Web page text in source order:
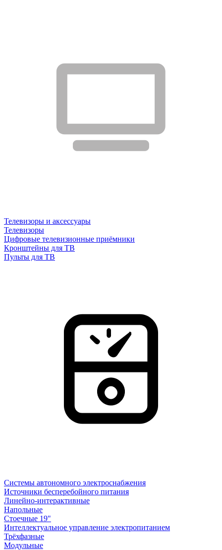
Телевизоры и аксессуары
Телевизоры
Цифровые телевизионные приёмники
Кронштейны для ТВ
Пульты для ТВ
Системы автономного электроснабжения
Источники бесперебойного питания
Линейно-интерактивные
Напольные
Стоечные 19"
Интеллектуальное управление электропитанием
Трёхфазные
Модульные